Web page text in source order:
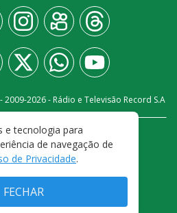
2009-2026- Rádio e Televisão Record S.A
CONOSCO
PRIVACIDADE
CONDIÇÕES DE USO
e tecnologia para
de navegação de
de Privacidade.
FECHAR